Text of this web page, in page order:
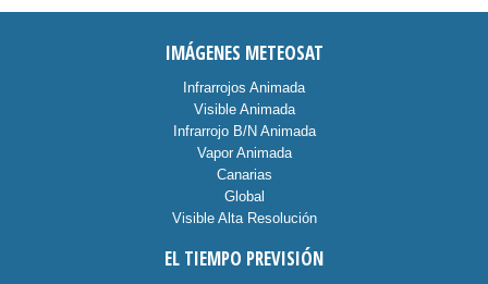
IMÁGENES METEOSAT
Infrarrojos Animada
Visible Animada
Infrarrojo B/N Animada
Vapor Animada
Canarias
Global
Visible Alta Resolución
EL TIEMPO PREVISIÓN